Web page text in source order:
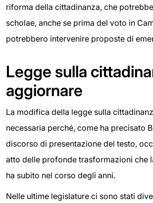
riforma della cittadinanza, che
scholae, anche se prima del voto in
potrebbero intervenire proposte di
Legge sulla
aggiornare
La modifica della legge sulla
necessaria perché, come ha precisato
discorso di presentazione del testo,
atto delle profonde trasformazioni che
ha subito nel corso degli anni.
Nelle ultime legislature ci sono stati